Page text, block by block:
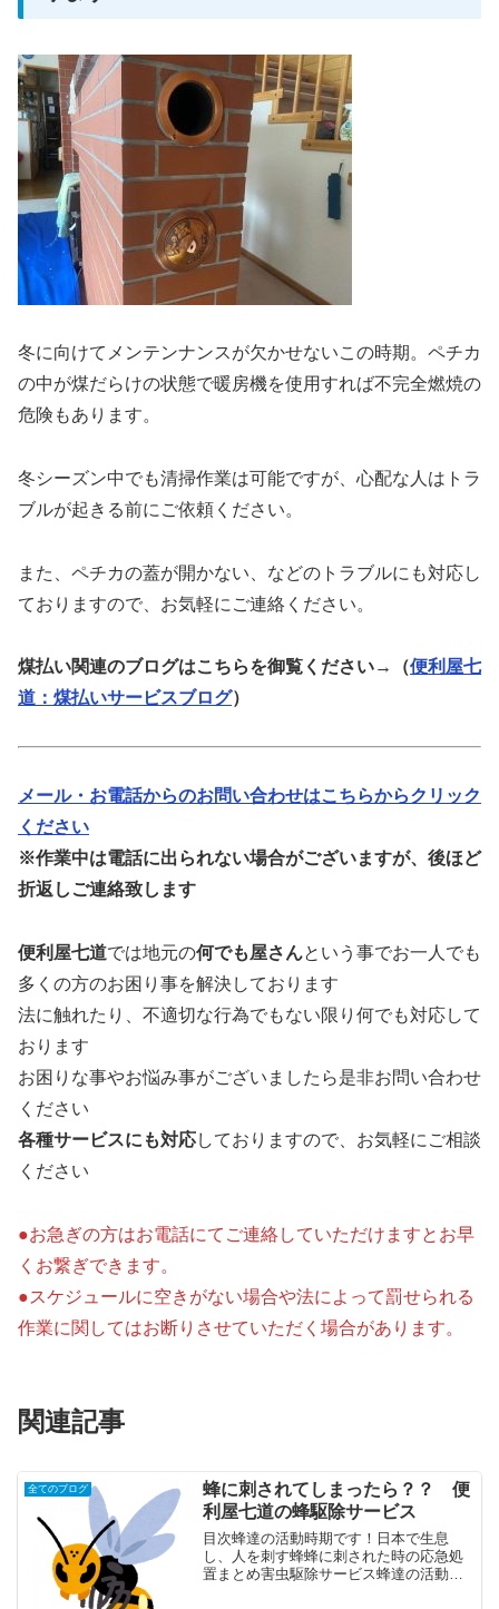
冬に向けてメンテンナンスが欠かせないこの時期。ペチカ
の中が煤だらけの状態で暖房機を使用すれば不完全燃焼の
危険もあります。
冬シーズン中でも清掃作業は可能ですが、心配な人はトラ
ブルが起きる前にご依頼ください。
また、ペチカの蓋が開かない、などのトラブルにも対応し
ておりますので、お気軽にご連絡ください。
煤払い関連のブログはこちらを御覧ください→（便利屋七
道：煤払いサービスブログ）
メール・お電話からのお問い合わせはこちらからクリック
ください
※作業中は電話に出られない場合がございますが、後ほど
折返しご連絡致します
便利屋七道では地元の何でも屋さんという事でお一人でも
多くの方のお困り事を解決しております
法に触れたり、不適切な行為でもない限り何でも対応して
おります
お困りな事やお悩み事がございましたら是非お問い合わせ
ください
各種サービスにも対応しておりますので、お気軽にご相談
ください
●お急ぎの方はお電話にてご連絡していただけますとお早
くお繋ぎできます。
●スケジュールに空きがない場合や法によって罰せられる
作業に関してはお断りさせていただく場合があります。
関連記事
全てのブログ
蜂に刺されてしまったら？？ 便
利屋七道の蜂駆除サービス
目次蜂達の活動時期です！日本で生息
し、人を刺す蜂蜂に刺された時の応急処
置まとめ害虫駆除サービス蜂達の活動時